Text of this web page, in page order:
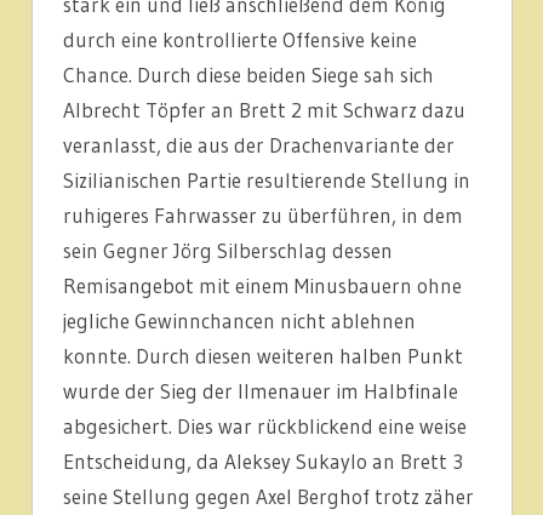
durch eine kontrollierte Offensive keine
Chance. Durch diese beiden Siege sah sich
Albrecht Töpfer an Brett 2 mit Schwarz dazu
veranlasst, die aus der Drachenvariante der
Sizilianischen Partie resultierende Stellung in
ruhigeres Fahrwasser zu überführen, in dem
sein Gegner Jörg Silberschlag dessen
Remisangebot mit einem Minusbauern ohne
jegliche Gewinnchancen nicht ablehnen
konnte. Durch diesen weiteren halben Punkt
wurde der Sieg der Ilmenauer im Halbfinale
abgesichert. Dies war rückblickend eine weise
Entscheidung, da Aleksey Sukaylo an Brett 3
seine Stellung gegen Axel Berghof trotz zäher